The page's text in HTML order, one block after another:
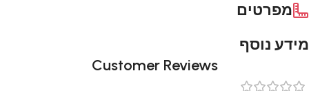
מפרטים
מידע נוסף
Customer Reviews